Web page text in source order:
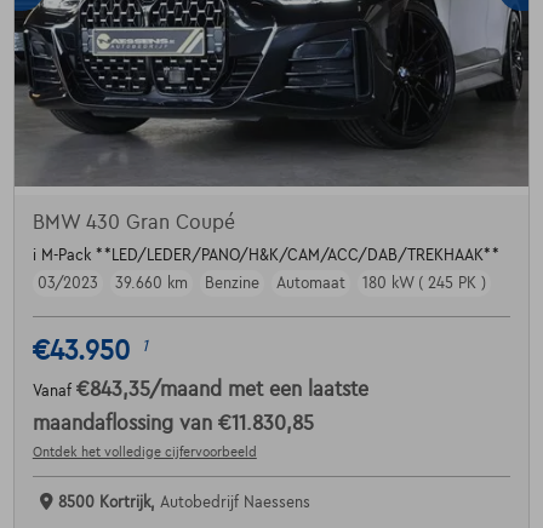
BMW 430 Gran Coupé
i M-Pack **LED/LEDER/PANO/H&K/CAM/ACC/DAB/TREKHAAK**
03/2023
39.660 km Benzine Automaat 180 kW ( 245 PK )
€43.950 1
Vanaf €843,35/maand met een laatste
maandaflossing van €11.830,85
Ontdek het volledige cijfervoorbeeld
8500 Kortrijk, Autobedrijf Naessens